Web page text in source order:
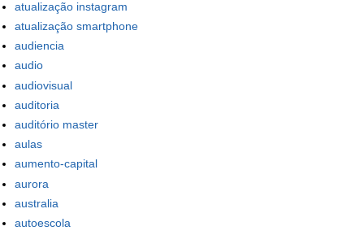
atualização instagram
atualização smartphone
audiencia
audio
audiovisual
auditoria
auditório master
aulas
aumento-capital
aurora
australia
autoescola